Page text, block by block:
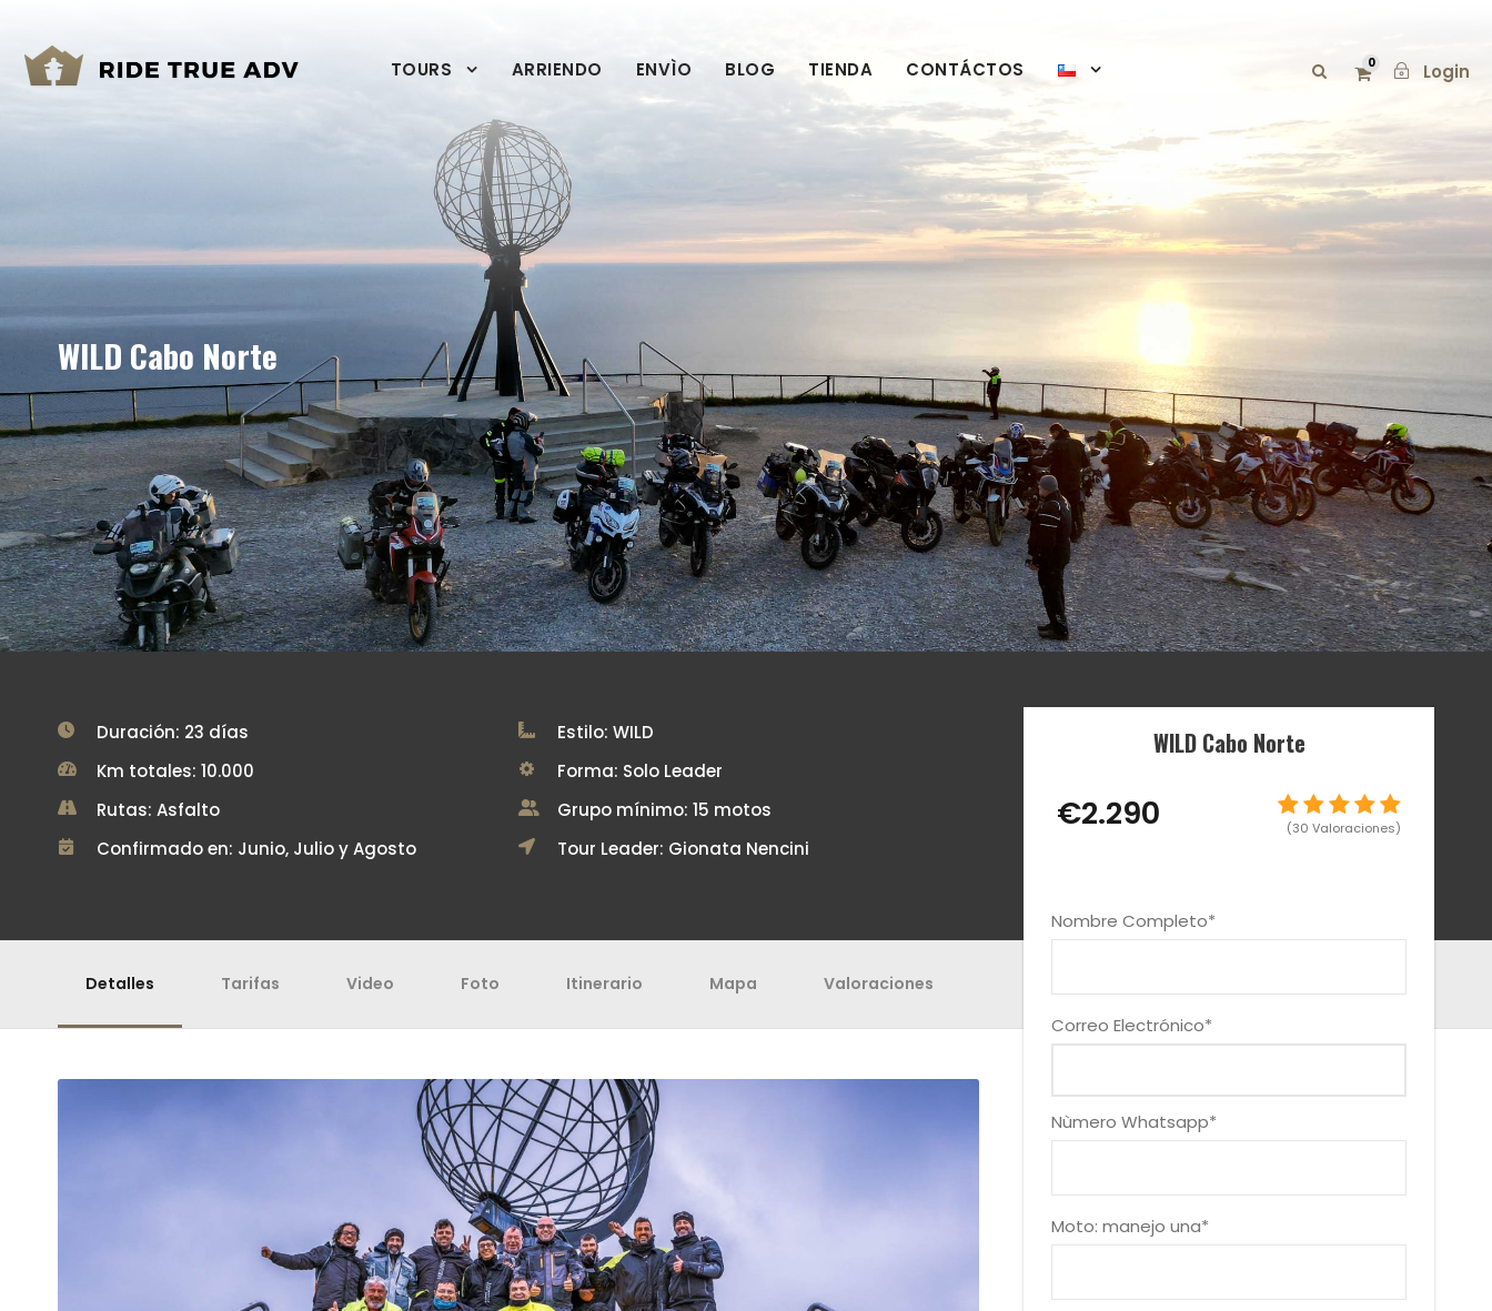
TOURS ARRIENDO ENVÌO BLOG TIENDA CONTÁCTOS 0 Login
WILD Cabo Norte
WILD Cabo Norte
€2.290 (30 Valoraciones)
Nombre Completo*
Correo Electrónico*
Nùmero Whatsapp*
Moto: manejo una*
Duración: 23 días
Estilo: WILD
Km totales: 10.000
Forma: Solo Leader
Rutas: Asfalto
Grupo mínimo: 15 motos
Confirmado en: Junio, Julio y Agosto
Tour Leader: Gionata Nencini
Detalles Tarifas Video Foto Itinerario Mapa Valoraciones